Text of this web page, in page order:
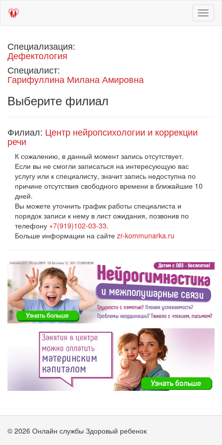
Специализация:
Дефектология
Специалист:
Гарифуллина Милана Амировна
Выберите филиал
Филиал: Центр нейропсихологии и коррекции
речи
К сожалению, в данный момент запись отсутствует.
Если вы не смогли записаться на интересующую вас
услугу или к специалисту, значит запись недоступна по
причине отсутствия свободного времени в ближайшие 10
дней.
Вы можете уточнить график работы специалиста и
порядок записи к нему в лист ожидания, позвонив по
телефону +7(919)102-03-33.
Больше информации на сайте zr-kommunarka.ru
© 2026 Онлайн службы Здоровый ребенок